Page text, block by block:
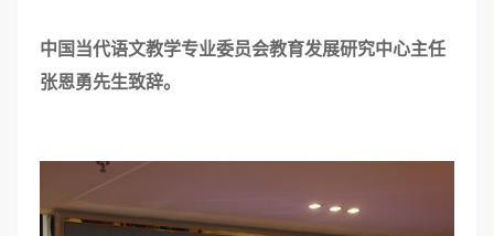
中国当代语文教学专业委员会教育发展研究中心主任
张恩勇先生致辞。